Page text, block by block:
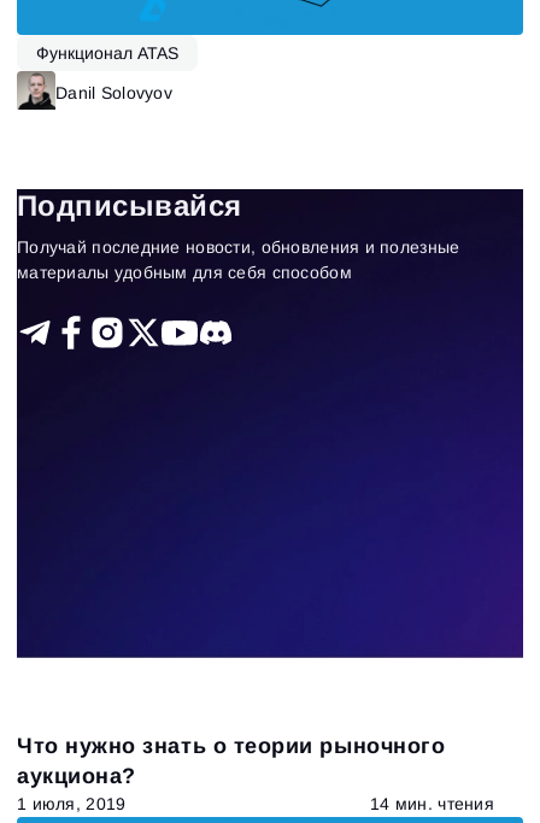
Функционал ATAS
Danil Solovyov
Что нужно знать о теории рыночного
аукциона?
1 июля, 2019 14 мин. чтения
Подписывайся
Получай последние новости, обновления и полезные
материалы удобным для себя способом